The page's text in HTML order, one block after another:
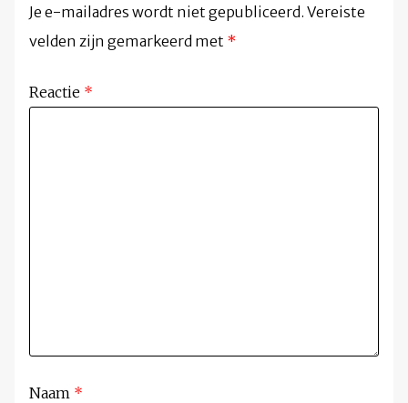
Je e-mailadres wordt niet gepubliceerd. Vereiste
velden zijn gemarkeerd met *
Reactie *
Naam *